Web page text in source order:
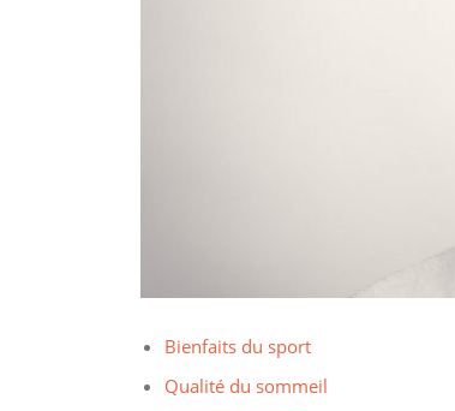
Bienfaits du sport
Qualité du sommeil